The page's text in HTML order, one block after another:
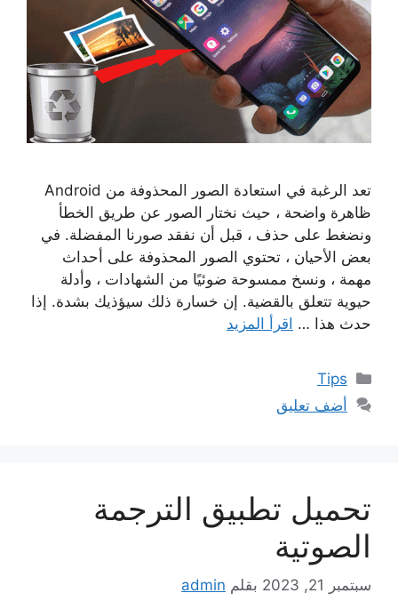
تعد الرغبة في استعادة الصور المحذوفة من Android
ظاهرة واضحة ، حيث نختار الصور عن طريق الخطأ
ونضغط على حذف ، قبل أن نفقد صورنا المفضلة. في
بعض الأحيان ، تحتوي الصور المحذوفة على أحداث
مهمة ، ونسخ ممسوحة ضوئيًا من الشهادات ، وأدلة
حيوية تتعلق بالقضية. إن خسارة ذلك سيؤذيك بشدة. إذا
حدث هذا … اقرأ المزيد
التصنيفات
Tips
أضف تعليق
تحميل تطبيق الترجمة
الصوتية
سبتمبر 21, 2023 بقلم admin